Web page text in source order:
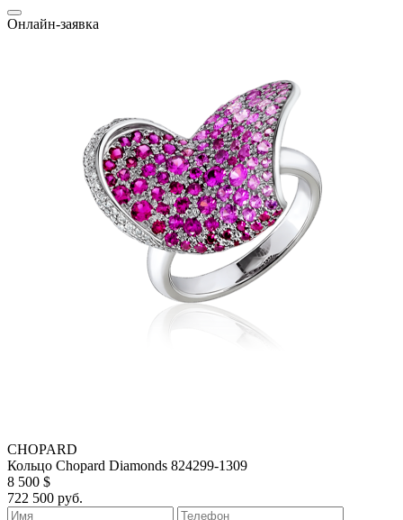
Онлайн-заявка
CHOPARD
Кольцо Chopard Diamonds 824299-1309
8 500 $
722 500 руб.